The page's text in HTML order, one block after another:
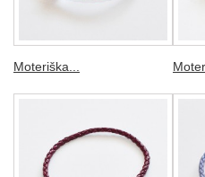
Moteriška...